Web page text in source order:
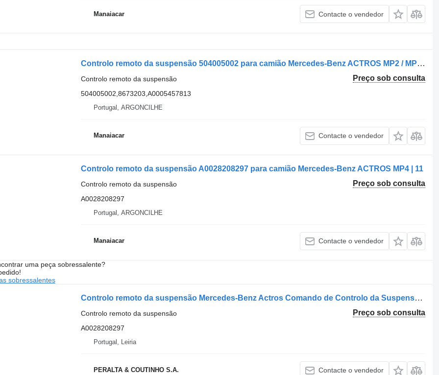
Manaiacar Contacte o vendedor
Controlo remoto da suspensão 504005002 para camião Mercedes-Benz ACTROS MP2 / MP3 | 02
Preço sob consulta
Controlo remoto da suspensão
504005002,8673203,A0005457813
Portugal, ARGONCILHE
Manaiacar Contacte o vendedor
Controlo remoto da suspensão A0028208297 para camião Mercedes-Benz ACTROS MP4 | 11
Preço sob consulta
Controlo remoto da suspensão
A0028208297
Portugal, ARGONCILHE
Manaiacar Contacte o vendedor
uma peça sobressalente?
sobressalentes
Controlo remoto da suspensão Mercedes-Benz Actros Comando de Controlo da Suspensão A0028208297 para camião Mercedes-Benz Actros
Preço sob consulta
Controlo remoto da suspensão
A0028208297
Portugal, Leiria
PERALTA & COUTINHO S.A. Contacte o vendedor